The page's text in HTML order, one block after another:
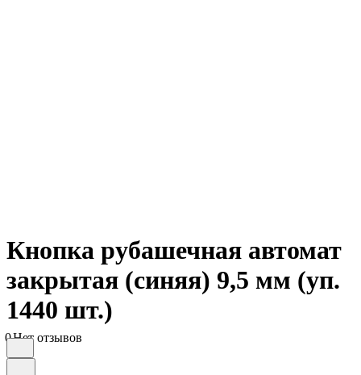
Кнопка рубашечная автомат
закрытая (синяя) 9,5 мм (уп.
1440 шт.)
0Нет отзывов